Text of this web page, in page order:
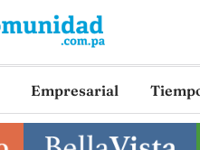
Empresarial